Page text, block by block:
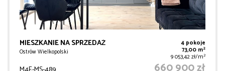
MIESZKANIE NA SPRZEDAŻ
Ostrów Wielkopolski
4 pokoje
73,00 m2
9 053,42 zł/m2